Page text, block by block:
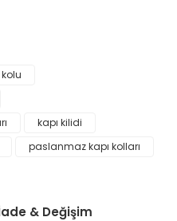
kapı kilidi
paslanmaz kapı kolları
& Değişim